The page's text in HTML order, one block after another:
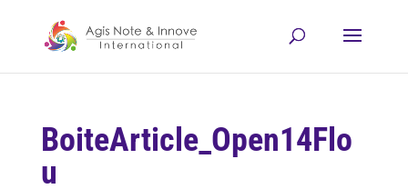
BoiteArticle_Open14Flo
u